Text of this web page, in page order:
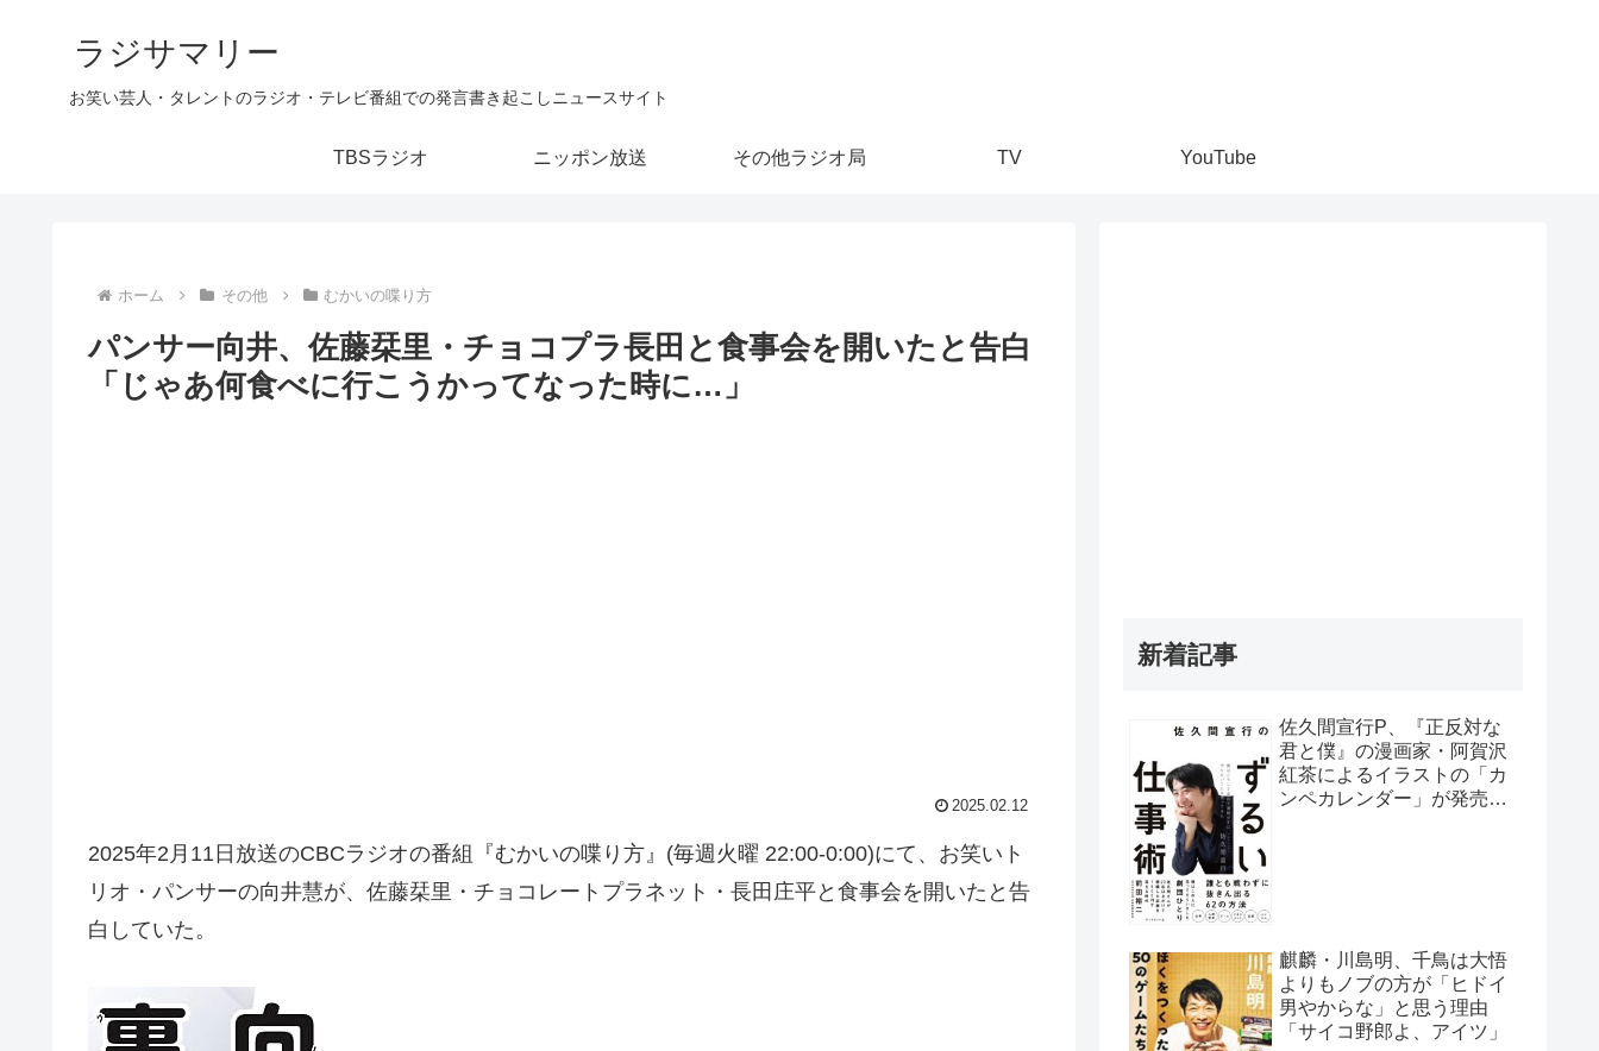
ラジサマリー
お笑い芸人・タレントのラジオ・テレビ番組での発言書き起こしニュースサイト
TBSラジオ ニッポン放送 その他ラジオ局 TV YouTube
ホーム その他 むかいの喋り方
パンサー向井、佐藤栞里・チョコプラ長田と食事会を開いたと告白
「じゃあ何食べに行こうかってなった時に…」
2025.02.12
2025年2月11日放送のCBCラジオの番組『むかいの喋り方』(毎週火曜 22:00-0:00)にて、お笑いト
リオ・パンサーの向井慧が、佐藤栞里・チョコレートプラネット・長田庄平と食事会を開いたと告
白していた。
新着記事
佐久間宣行P、『正反対な
君と僕』の漫画家・阿賀沢
紅茶によるイラストの「カ
ンペカレンダー」が発売予
麒麟・川島明、千鳥は大悟
よりもノブの方が「ヒドイ
男やからな」と思う理由
「サイコ野郎よ、アイツ」